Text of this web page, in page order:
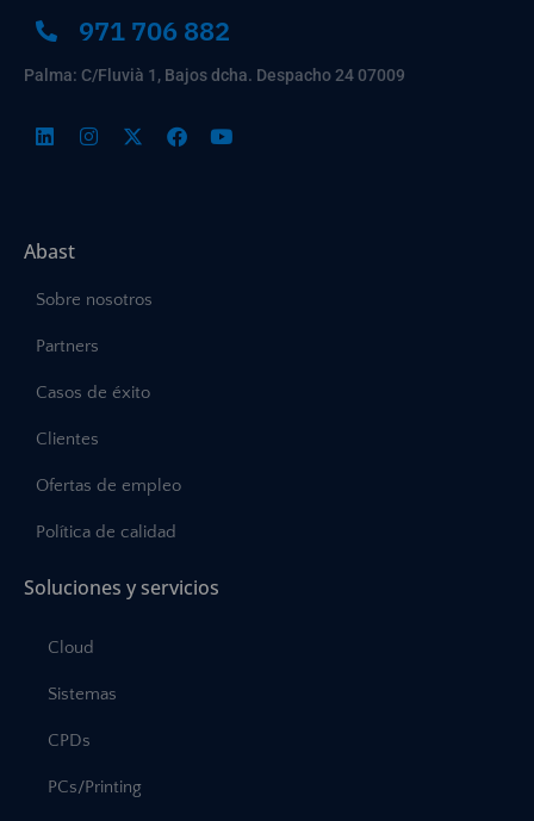
971 706 882
Palma: C/Fluvià 1, Bajos dcha. Despacho 24 07009
Abast
Sobre nosotros
Partners
Casos de éxito
Clientes
Ofertas de empleo
Política de calidad
Soluciones y servicios
Cloud
Sistemas
CPDs
PCs/Printing